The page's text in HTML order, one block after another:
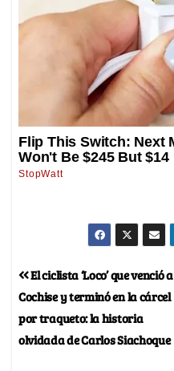
El ciclista ‘Loco’ que venció a
Cochise y terminó en la cárcel
por traqueto: la historia
olvidada de Carlos Siachoque